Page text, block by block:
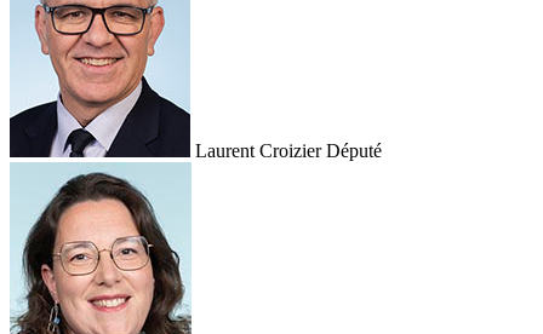
Laurent Croizier Député